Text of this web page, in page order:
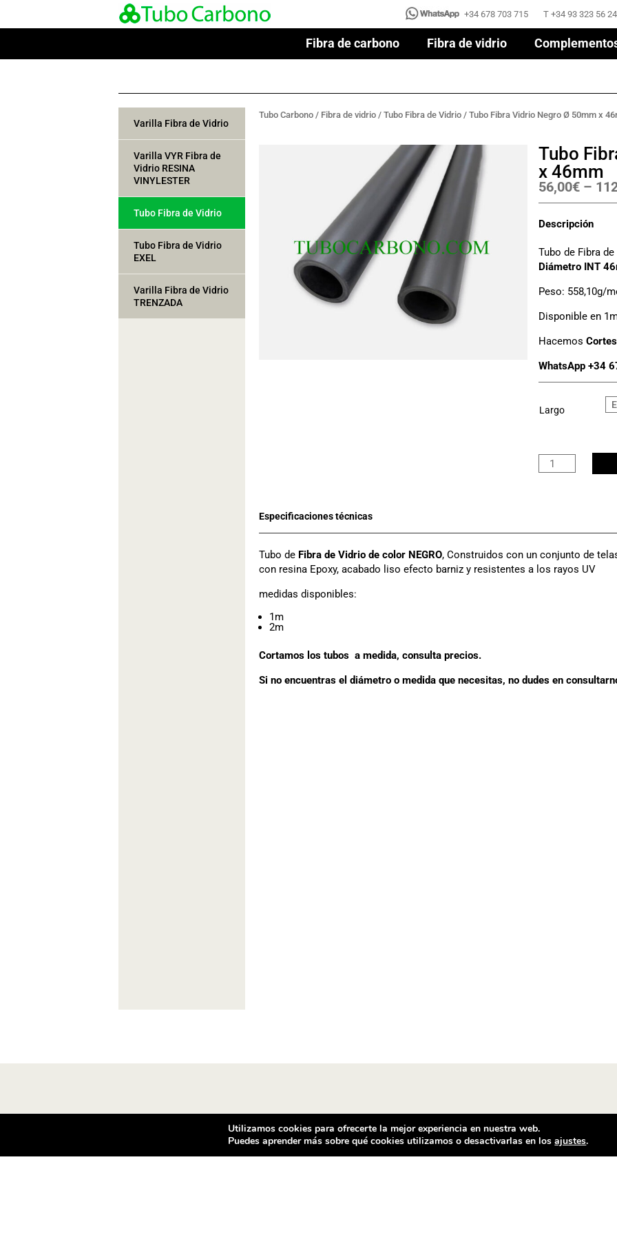
+34 678 703 715 T +34 93 323 56 24
Fibra de carbono Fibra de vidrio
+34 678 703 715 T +34 93 323 56 24
Fibra de carbono Fibra de vidrio
Varilla Fibra de Vidrio
Varilla VYR Fibra de
Vidrio RESINA
VINYLESTER
Tubo Fibra de Vidrio
Tubo Fibra de Vidrio
EXEL
Varilla Fibra de Vidrio
TRENZADA
Tubo Carbono / Fibra de vidrio / Tubo Fibra de Vidrio / Tubo Fibra Vidrio Negro Ø 50mm x
Tubo
x 46mm
56,00€–
Descripción
Tubo de Fibra
Diámetro INT
Peso: 558,10g/
Disponible en
Hacemos
WhatsApp +34
Largo
Tubo
Fibra
50mm
46mm
cantidad
Tubo de Fibra de Vidrio de color NEGRO, Construidos con un conjunto de
con resina Epoxy, acabado liso efecto barniz y resistentes a los rayos UV
medidas disponibles:
1m
2m
Cortamos los tubos a medida, consulta precios.
Si no encuentras el diámetro o medida que necesitas, no dudes en
Utilizamos cookies para ofrecerte la mejor experiencia en nuestra web.
Puedes aprender más sobre qué cookies utilizamos o desactivarlas en losajustes.